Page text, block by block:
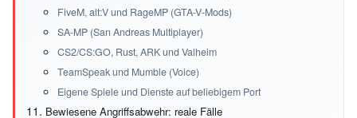
FiveM, alt:V und RageMP (GTA-V-Mods)
SA-MP (San Andreas Multiplayer)
CS2/CS:GO, Rust, ARK und Valheim
TeamSpeak und Mumble (Voice)
Eigene Spiele und Dienste auf beliebigem Port
Bewiesene Angriffsabwehr: reale Fälle